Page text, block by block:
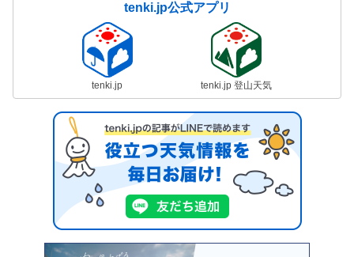
tenki.jp公式アプリ
tenki.jp tenki.jp 登山天気